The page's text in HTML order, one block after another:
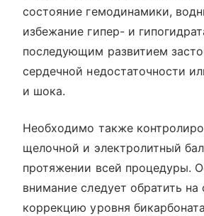
состояние гемодинамики,
избежание гипер- и
последующим развитием
сердечной недостаточности
и шока.
Необходимо также
щелочной и электролитный
протяжении всей процедуры.
внимание следует обратить
коррекцию уровня